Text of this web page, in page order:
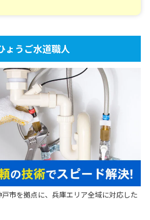
ょうご水道職人
市を拠点に、兵庫エリア全域に対応した